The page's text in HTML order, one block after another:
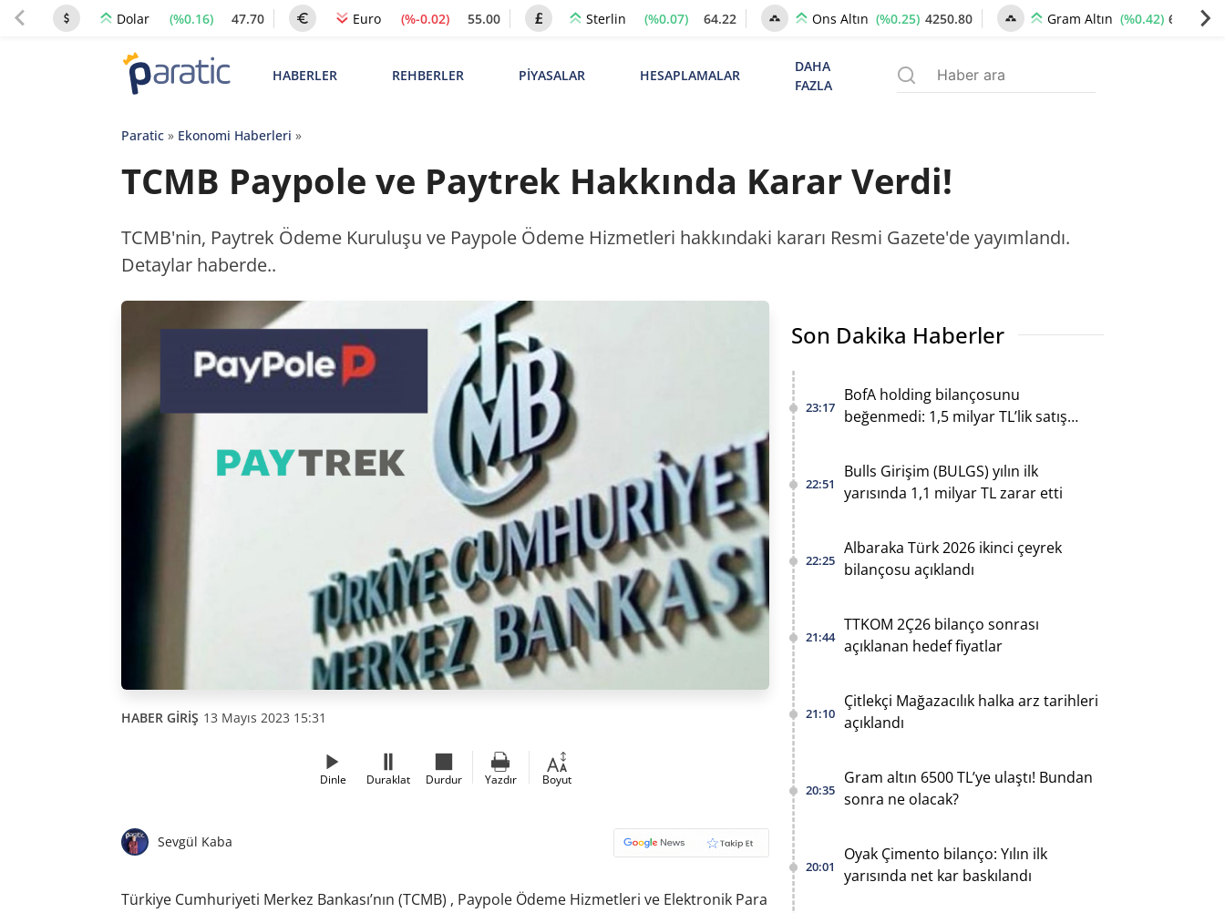
Dolar (%0.16) 47.70 Euro (%-0.02) 55.00 Sterlin (%0.07) 64.22 Ons Altın (%0.25) 4250.80 Gram Altın (%0.42) 6519.76
HABERLER REHBERLER PİYASALAR HESAPLAMALAR
DAHA
FAZLA
Paratic» Ekonomi Haberleri »
TCMB Paypole ve Paytrek Hakkında Karar Verdi!
TCMB'nin, Paytrek Ödeme Kuruluşu ve Paypole Ödeme Hizmetleri hakkındaki kararı Resmi Gazete'de yayımlandı.
Detaylar haberde..
HABER GİRİŞ 13 Mayıs 2023 15:31
Dinle Duraklat Durdur Yazdır Boyut
Sevgül Kaba
Türkiye Cumhuriyeti Merkez Bankası’nın (TCMB) , Paypole Ödeme Hizmetleri ve Elektronik Para
Son Dakika Haberler
23:17
BofA holding bilançosunu
beğenmedi: 1,5 milyar TL’lik satış
22:51
Bulls Girişim (BULGS) yılın ilk
yarısında 1,1 milyar TL zarar etti
22:25
Albaraka Türk 2026 ikinci çeyrek
bilançosu açıklandı
21:44
TTKOM 2Ç26 bilanço sonrası
açıklanan hedef fiyatlar
21:10
Çitlekçi Mağazacılık halka arz tarihleri
açıklandı
20:35
Gram altın 6500 TL’ye ulaştı! Bundan
sonra ne olacak?
20:01
Oyak Çimento bilanço: Yılın ilk
yarısında net kar baskılandı